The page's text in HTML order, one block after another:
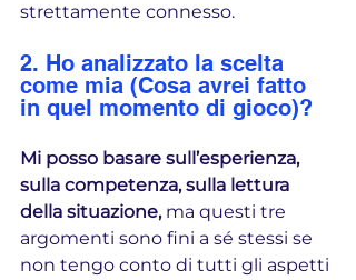
strettamente connesso.
2. Ho analizzato la scelta
come mia (Cosa avrei fatto
in quel momento di gioco)?
Mi posso basare sull’esperienza,
sulla competenza, sulla lettura
della situazione, ma questi tre
argomenti sono fini a sé stessi se
non tengo conto di tutti gli aspetti